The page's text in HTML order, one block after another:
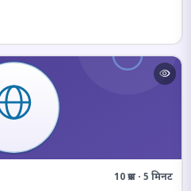
10 प्रश्न · 5 मिनट